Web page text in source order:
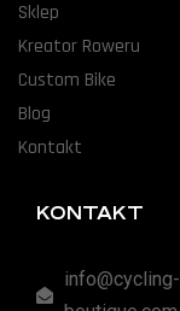
Sklep
Kreator Roweru
Custom Bike
Blog
Kontakt
KONTAKT
info@cycling-